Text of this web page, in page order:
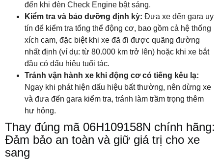
đến khi đèn Check Engine bật sáng.
Kiểm tra và bảo dưỡng định kỳ: Đưa xe đến gara uy
tín để kiểm tra tổng thể động cơ, bao gồm cả hệ thống
xích cam, đặc biệt khi xe đã đi được quãng đường
nhất định (ví dụ: từ 80.000 km trở lên) hoặc khi xe bắt
đầu có dấu hiệu tuổi tác.
Tránh vận hành xe khi động cơ có tiếng kêu lạ:
Ngay khi phát hiện dấu hiệu bất thường, nên dừng xe
và đưa đến gara kiểm tra, tránh làm trầm trọng thêm
hư hỏng.
Thay đúng mã 06H109158N chính hãng:
Đảm bảo an toàn và giữ giá trị cho xe
sang